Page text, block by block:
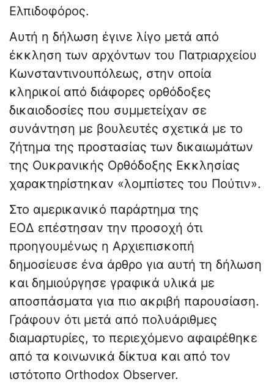
Ελπιδοφόρος.
Αυτή η δήλωση έγινε λίγο μετά από
έκκληση των αρχόντων του Πατριαρχείου
Κωνσταντινουπόλεως, στην οποία
κληρικοί από διάφορες ορθόδοξες
δικαιοδοσίες που συμμετείχαν σε
συνάντηση με βουλευτές σχετικά με το
ζήτημα της προστασίας των δικαιωμάτων
της Ουκρανικής Ορθόδοξης Εκκλησίας
χαρακτηρίστηκαν «λομπίστες του Πούτιν».
Στο αμερικανικό παράρτημα της
ΕΟΔ επέστησαν την προσοχή ότι
προηγουμένως η Αρχιεπισκοπή
δημοσίευσε ένα άρθρο για αυτή τη δήλωση
και δημιούργησε γραφικά υλικά με
αποσπάσματα για πιο ακριβή παρουσίαση.
Γράφουν ότι μετά από πολυάριθμες
διαμαρτυρίες, το περιεχόμενο αφαιρέθηκε
από τα κοινωνικά δίκτυα και από τον
ιστότοπο Orthodox Observer.